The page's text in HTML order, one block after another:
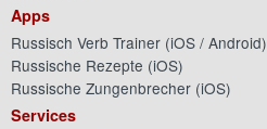
Apps
Russisch Verb Trainer (iOS / Android)
Russische Rezepte (iOS)
Russische Zungenbrecher (iOS)
Services